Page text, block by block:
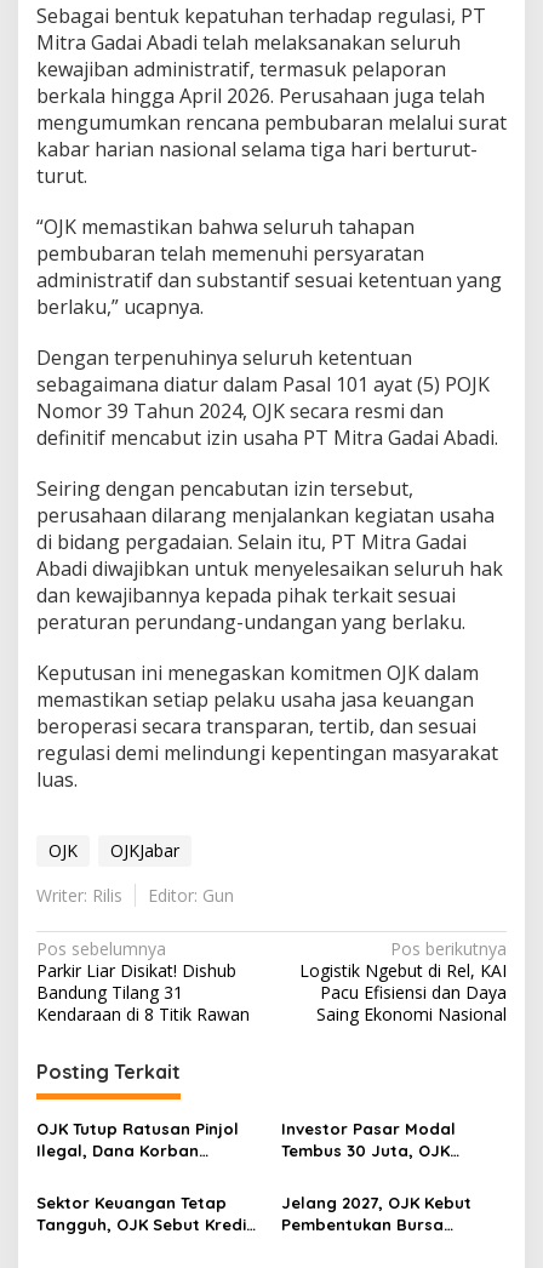
Sebagai bentuk kepatuhan terhadap regulasi, PT
Mitra Gadai Abadi telah melaksanakan seluruh
kewajiban administratif, termasuk pelaporan
berkala hingga April 2026. Perusahaan juga telah
mengumumkan rencana pembubaran melalui surat
kabar harian nasional selama tiga hari berturut-
turut.
“OJK memastikan bahwa seluruh tahapan
pembubaran telah memenuhi persyaratan
administratif dan substantif sesuai ketentuan yang
berlaku,” ucapnya.
Dengan terpenuhinya seluruh ketentuan
sebagaimana diatur dalam Pasal 101 ayat (5) POJK
Nomor 39 Tahun 2024, OJK secara resmi dan
definitif mencabut izin usaha PT Mitra Gadai Abadi.
Seiring dengan pencabutan izin tersebut,
perusahaan dilarang menjalankan kegiatan usaha
di bidang pergadaian. Selain itu, PT Mitra Gadai
Abadi diwajibkan untuk menyelesaikan seluruh hak
dan kewajibannya kepada pihak terkait sesuai
peraturan perundang-undangan yang berlaku.
Keputusan ini menegaskan komitmen OJK dalam
memastikan setiap pelaku usaha jasa keuangan
beroperasi secara transparan, tertib, dan sesuai
regulasi demi melindungi kepentingan masyarakat
luas.
OJK
OJKJabar
Writer: Rilis
Editor: Gun
Navigasi
pos
Pos sebelumnya
Parkir Liar Disikat! Dishub
Bandung Tilang 31
Kendaraan di 8 Titik Rawan
Pos berikutnya
Logistik Ngebut di Rel, KAI
Pacu Efisiensi dan Daya
Saing Ekonomi Nasional
Posting Terkait
OJK Tutup Ratusan Pinjol
Ilegal, Dana Korban
Berhasil Diselamatkan
Investor Pasar Modal
Tembus 30 Juta, OJK
Masyarakat Terus Menguat
Sektor Keuangan Tetap
Tangguh, OJK Sebut Kredit
Jelang 2027, OJK Kebut
Pembentukan Bursa